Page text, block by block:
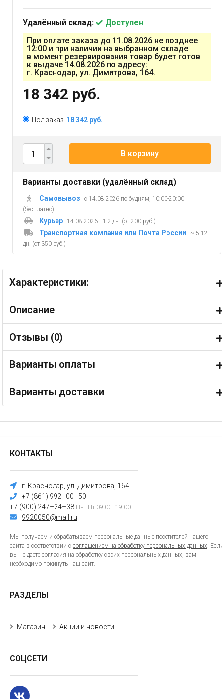
Удалённый склад:
Доступен
При оплате заказа до 11.08.2026 не позднее
12:00 и при наличии на выбранном складе
в момент резервирования товар будет готов
к выдаче 14.08.2026 по адресу:
г. Краснодар, ул. Димитрова, 164.
18 342 руб.
Под заказ 18 342 руб.
В корзину
Варианты доставки (удалённый склад)
Самовывоз
с 14.08.2026 по будням, 10:00-20:00
(бесплатно)
Курьер 14.08.2026 +1-2 дн. (от 200 руб.)
Транспортная компания или Почта России
~ 5-12
дн. (от 350 руб.)
Характеристики:
Описание
Отзывы (0)
Варианты оплаты
Варианты доставки
КОНТАКТЫ
г. Краснодар, ул. Димитрова, 164
+7 (861) 992–00–50
+7 (900) 247–24–38 Пн–Пт 09:00–19:00
9920050@mail.ru
Мы получаем и обрабатываем персональные данные посетителей нашего
сайта в соответствии с соглашением на обработку персональных данных.
вы не даете согласия на обработку своих персональных данных, вам
необходимо покинуть наш сайт.
РАЗДЕЛЫ
Магазин Акции и новости
СОЦСЕТИ